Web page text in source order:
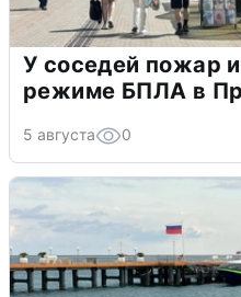
У соседей пожар
режиме БПЛА в
5 августа 0